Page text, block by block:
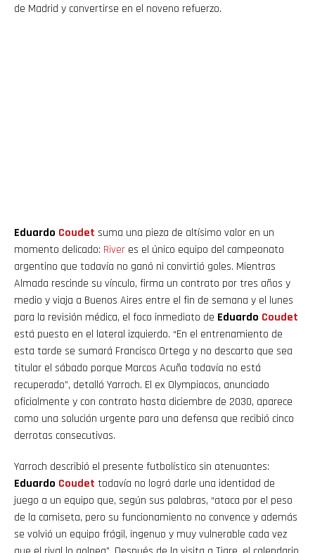
de Madrid y convertirse en el noveno refuerzo.
Eduardo Coudet suma una pieza de altísimo valor en un
momento delicado: River es el único equipo del campeonato
argentino que todavía no ganó ni convirtió goles. Mientras
Almada rescinde su vínculo, firma un contrato por tres años y
medio y viaja a Buenos Aires entre el fin de semana y el lunes
para la revisión médica, el foco inmediato de Eduardo Coudet
está puesto en el lateral izquierdo. “En el entrenamiento de
esta tarde se sumará Francisco Ortega y no descarto que sea
titular el sábado porque Marcos Acuña todavía no está
recuperado”, detalló Yarroch. El ex Olympiacos, anunciado
oficialmente y con contrato hasta diciembre de 2030, aparece
como una solución urgente para una defensa que recibió cinco
derrotas consecutivas.
Yarroch describió el presente futbolístico sin atenuantes:
Eduardo Coudet todavía no logró darle una identidad de
juego a un equipo que, según sus palabras, “ataca por el peso
de la camiseta, pero su funcionamiento no convence y además
se volvió un equipo frágil, ingenuo y muy vulnerable cada vez